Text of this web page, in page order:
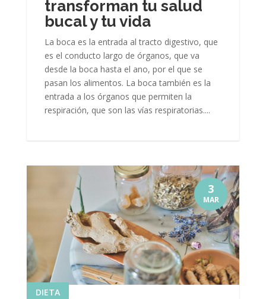
transforman tu salud
bucal y tu vida
La boca es la entrada al tracto digestivo, que
es el conducto largo de órganos, que va
desde la boca hasta el ano, por el que se
pasan los alimentos. La boca también es la
entrada a los órganos que permiten la
respiración, que son las vías respiratorias....
DIETA
3
MAR